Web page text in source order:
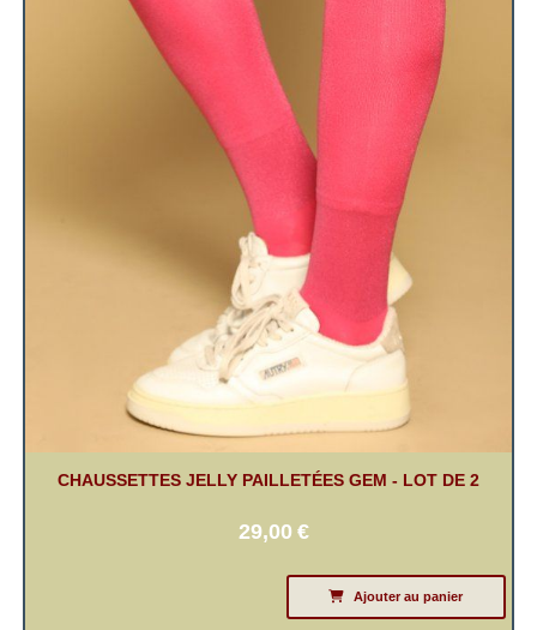
CHAUSSETTES JELLY PAILLETÉES GEM - LOT DE 2
29,00 €
Ajouter au panier